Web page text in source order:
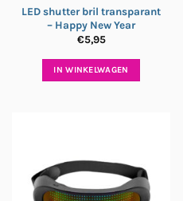
LED shutter bril transparant
– Happy New Year
€5,95
IN WINKELWAGEN